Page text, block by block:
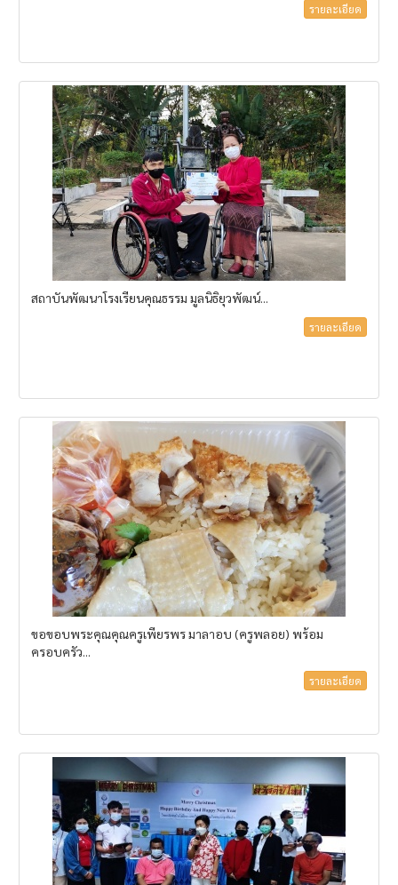
รายละเอียด
สถาบันพัฒนาโรงเรียนคุณธรรม มูลนิธิยุวพัฒน์...
รายละเอียด
ขอขอบพระคุณคุณครูเพียรพร มาลาอบ (ครูพลอย) พร้อม
ครอบครัว...
รายละเอียด